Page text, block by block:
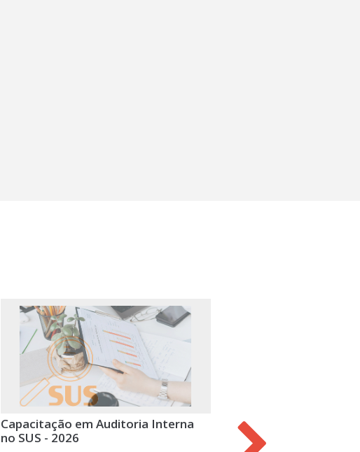
Capacitação em Auditoria Interna
no SUS - 2026
Trabalho com Grupos
Básica